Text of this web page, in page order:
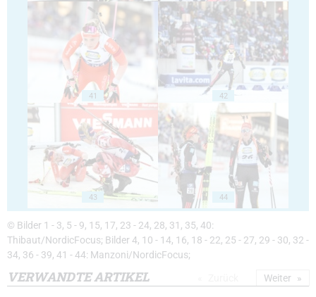
41 42
43 44
© Bilder 1 - 3, 5 - 9, 15, 17, 23 - 24, 28, 31, 35, 40:
Thibaut/NordicFocus; Bilder 4, 10 - 14, 16, 18 - 22, 25 - 27, 29 - 30, 32 -
34, 36 - 39, 41 - 44: Manzoni/NordicFocus;
VERWANDTE ARTIKEL Weiter